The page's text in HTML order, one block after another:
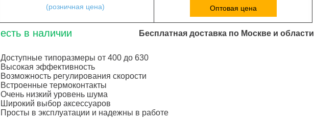
(розничная цена) Оптовая цена
есть в наличии Бесплатная доставка по Москве и области
Доступные типоразмеры от 400 до 630
Высокая эффективность
Возможность регулирования скорости
Встроенные термоконтакты
Очень низкий уровень шума
Широкий выбор аксессуаров
Просты в эксплуатации и надежны в работе